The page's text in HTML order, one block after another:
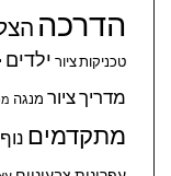
הדרכה
טכניקות ציור ילדים
מדריך ציור מנגה
מתקדמים נוף